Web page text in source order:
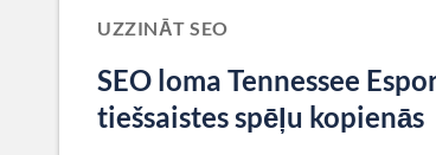
UZZINĀT SEO
SEO loma Tennessee
tiešsaistes spēļu kopienās